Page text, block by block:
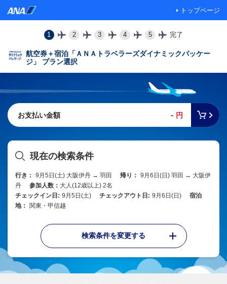
トップページ
1 2 3 4 5 完了
航空券＋宿泊「ＡＮＡトラベラーズダイナミックパッケー
ジ」 プラン選択
お支払い金額 - 円
現在の検索条件
行き： 9月5日(土) 大阪伊丹 → 羽田 帰り： 9月6日(日) 羽田 → 大阪伊
丹
参加人数： 大人(12歳以上) 2名
チェックイン日: 9月5日(土) チェックアウト日: 9月6日(日)
宿泊
地：
関東・甲信越
検索条件を変更する